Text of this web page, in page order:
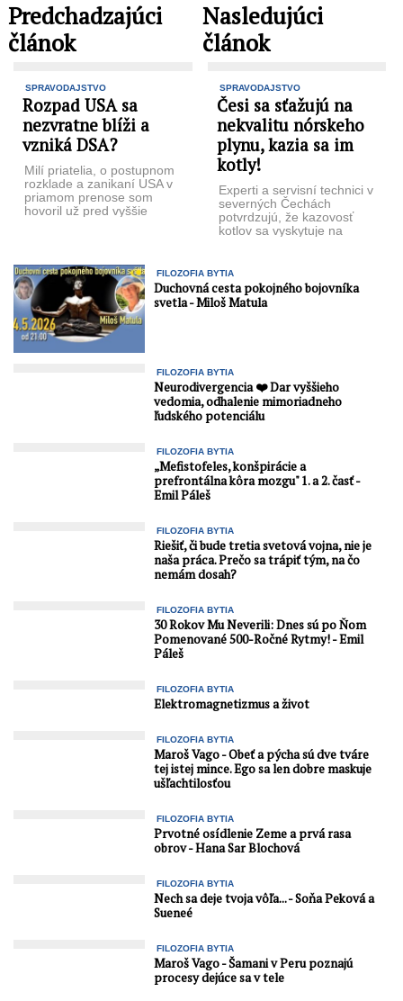
Predchadzajúci
článok
SPRAVODAJSTVO
Rozpad USA sa
nezvratne blíži a
vzniká DSA?
Milí priatelia, o postupnom
rozklade a zanikaní USA v
priamom prenose som
hovoril už pred vyššie
Nasledujúci
článok
SPRAVODAJSTVO
Česi sa sťažujú na
nekvalitu nórskeho
plynu, kazia sa im
kotly!
Experti a servisní technici v
severných Čechách
potvrdzujú, že kazovosť
kotlov sa vyskytuje na
FILOZOFIA BYTIA
Duchovná cesta pokojného bojovníka
svetla - Miloš Matula
FILOZOFIA BYTIA
Neurodivergencia ❤️ Dar vyššieho
vedomia, odhalenie mimoriadneho
ľudského potenciálu
FILOZOFIA BYTIA
„Mefistofeles, konšpirácie a
prefrontálna kôra mozgu" 1. a 2. časť -
Emil Páleš
FILOZOFIA BYTIA
Riešiť, či bude tretia svetová vojna, nie je
naša práca. Prečo sa trápiť tým, na čo
nemám dosah?
FILOZOFIA BYTIA
30 Rokov Mu Neverili: Dnes sú po Ňom
Pomenované 500-Ročné Rytmy! - Emil
Páleš
FILOZOFIA BYTIA
Elektromagnetizmus a život
FILOZOFIA BYTIA
Maroš Vago - Obeť a pýcha sú dve tváre
tej istej mince. Ego sa len dobre maskuje
ušľachtilosťou
FILOZOFIA BYTIA
Prvotné osídlenie Zeme a prvá rasa
obrov - Hana Sar Blochová
FILOZOFIA BYTIA
Nech sa deje tvoja vôľa... - Soňa Peková a
Sueneé
FILOZOFIA BYTIA
Maroš Vago - Šamani v Peru poznajú
procesy dejúce sa v tele